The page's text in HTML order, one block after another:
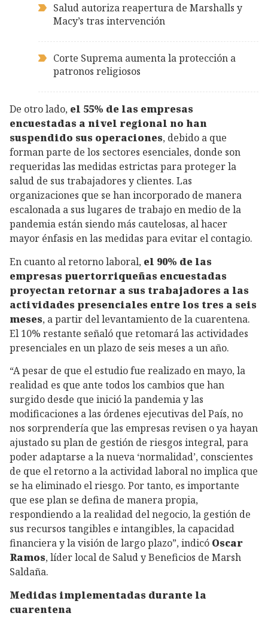
Salud autoriza reapertura de Marshalls y
Macy’s tras intervención
Corte Suprema aumenta la protección a
patronos religiosos
De otro lado, el 55% de las empresas
encuestadas a nivel regional no han
suspendido sus operaciones, debido a que
forman parte de los sectores esenciales, donde son
requeridas las medidas estrictas para proteger la
salud de sus trabajadores y clientes. Las
organizaciones que se han incorporado de manera
escalonada a sus lugares de trabajo en medio de la
pandemia están siendo más cautelosas, al hacer
mayor énfasis en las medidas para evitar el contagio.
En cuanto al retorno laboral, el 90% de las
empresas puertorriqueñas encuestadas
proyectan retornar a sus trabajadores a las
actividades presenciales entre los tres a seis
meses, a partir del levantamiento de la cuarentena.
El 10% restante señaló que retomará las actividades
presenciales en un plazo de seis meses a un año.
“A pesar de que el estudio fue realizado en mayo, la
realidad es que ante todos los cambios que han
surgido desde que inició la pandemia y las
modificaciones a las órdenes ejecutivas del País, no
nos sorprendería que las empresas revisen o ya hayan
ajustado su plan de gestión de riesgos integral, para
poder adaptarse a la nueva ‘normalidad’, conscientes
de que el retorno a la actividad laboral no implica que
se ha eliminado el riesgo. Por tanto, es importante
que ese plan se defina de manera propia,
respondiendo a la realidad del negocio, la gestión de
sus recursos tangibles e intangibles, la capacidad
financiera y la visión de largo plazo”, indicó Oscar
Ramos, líder local de Salud y Beneficios de Marsh
Saldaña.
Medidas implementadas durante la
cuarentena